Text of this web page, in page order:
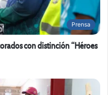
Prensa
con distinción “Héroes